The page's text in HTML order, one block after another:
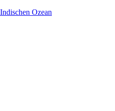
Ozean